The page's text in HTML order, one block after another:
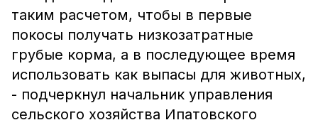
таким расчетом, чтобы в первые
покосы получать низкозатратные
грубые корма, а в последующее время
использовать как выпасы для животных,
- подчеркнул начальник управления
сельского хозяйства Ипатовского